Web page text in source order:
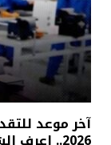
آخر موعد